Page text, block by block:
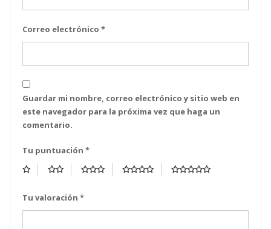
Correo electrónico *
Guardar mi nombre, correo electrónico y sitio web en
este navegador para la próxima vez que haga un
comentario.
Tu puntuación *
Tu valoración *